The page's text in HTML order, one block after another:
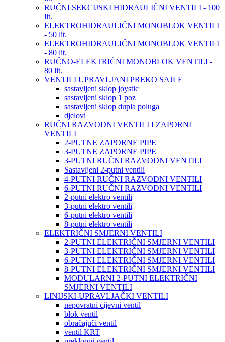
RUČNI SEKCIJSKI HIDRAULIČNI VENTILI - 100
lit.
ELEKTROHIDRAULIČNI MONOBLOK VENTILI
- 50 lit.
ELEKTROHIDRAULIČNI MONOBLOK VENTILI
- 80 lit.
RUČNO-ELEKTRIČNI MONOBLOK VENTILI -
80 lit.
VENTILI UPRAVLJANI PREKO SAJLE
sastavljeni sklop joystic
sastavljeni sklop 1 poz
sastavljeni sklop dupla poluga
djelovi
RUČNI RAZVODNI VENTILI I ZAPORNI
VENTILI
2-PUTNE ZAPORNE PIPE
3-PUTNE ZAPORNE PIPE
3-PUTNI RUČNI RAZVODNI VENTILI
Sastavljeni 2-putni ventili
4-PUTNI RUČNI RAZVODNI VENTILI
6-PUTNI RUČNI RAZVODNI VENTILI
2-putni elektro ventili
3-putni elektro ventili
6-putni elektro ventili
8-putni elektro ventili
ELEKTRIČNI SMJERNI VENTILI
2-PUTNI ELEKTRIČNI SMJERNI VENTILI
3-PUTNI ELEKTRIČNI SMJERNI VENTILI
6-PUTNI ELEKTRIČNI SMJERNI VENTILI
8-PUTNI ELEKTRIČNI SMJERNI VENTILI
MODULARNI 2-PUTNI ELEKTRIČNI
SMJERNI VENTILI
LINIJSKI-UPRAVLJAČKI VENTILI
nepovratni cijevni ventil
blok ventil
obračajuči ventil
ventil KRT